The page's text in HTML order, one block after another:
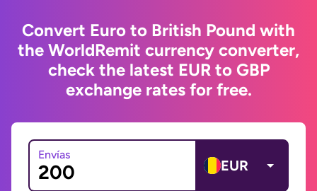
Convert Euro to British Pound with
the WorldRemit currency converter,
check the latest EUR to GBP
exchange rates for free.
Envías
EUR